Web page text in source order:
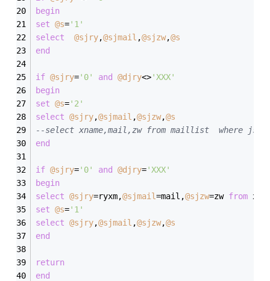
begin
set @s='1'
select
@sjry,@sjmail ,@sjzw,@s
end
if @sjry='0' and @djry<>'XXX'
begin
set @s='2'
select @sjry,@sjmail ,@sjzw,@s
--select xname,mail,zw from maillist  where
end
if @sjry='0' and @djry='XXX'
begin
select @sjry=ryxm,@sjmail=mail,@sjzw=zw from
set @s='1'
select @sjry,@sjmail ,@sjzw,@s
end
return
end